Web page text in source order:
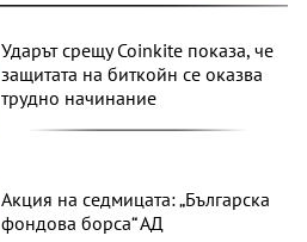
Ударът срещу Coinkite показа, че
защитата на биткойн се оказва
трудно начинание
Акция на седмицата: „Българска
фондова борса“ АД